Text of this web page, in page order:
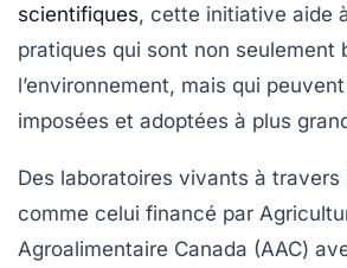
scientifiques, cette initiative aide
pratiques qui sont non seulement
l’environnement, mais qui
imposées et adoptées à plus
Des laboratoires vivants à travers
comme celui financé par
Agroalimentaire Canada (AAC)